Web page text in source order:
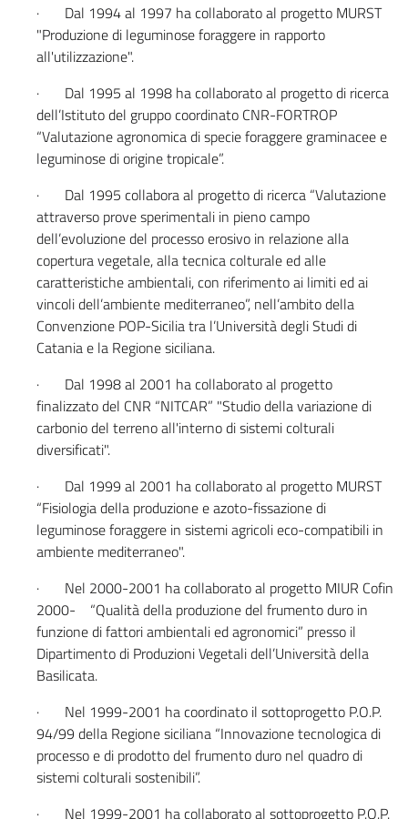
· Dal 1994 al 1997 ha collaborato al progetto MURST
"Produzione di leguminose foraggere in rapporto
all'utilizzazione".
· Dal 1995 al 1998 ha collaborato al progetto di ricerca
dell’Istituto del gruppo coordinato CNR-FORTROP
“Valutazione agronomica di specie foraggere graminacee e
leguminose di origine tropicale”.
· Dal 1995 collabora al progetto di ricerca “Valutazione
attraverso prove sperimentali in pieno campo
dell’evoluzione del processo erosivo in relazione alla
copertura vegetale, alla tecnica colturale ed alle
caratteristiche ambientali, con riferimento ai limiti ed ai
vincoli dell’ambiente mediterraneo”, nell’ambito della
Convenzione POP-Sicilia tra l’Università degli Studi di
Catania e la Regione siciliana.
· Dal 1998 al 2001 ha collaborato al progetto
finalizzato del CNR “NITCAR” "Studio della variazione di
carbonio del terreno all'interno di sistemi colturali
diversificati".
· Dal 1999 al 2001 ha collaborato al progetto MURST
“Fisiologia della produzione e azoto-fissazione di
leguminose foraggere in sistemi agricoli eco-compatibili in
ambiente mediterraneo".
· Nel 2000-2001 ha collaborato al progetto MIUR Cofin
2000- “Qualità della produzione del frumento duro in
funzione di fattori ambientali ed agronomici” presso il
Dipartimento di Produzioni Vegetali dell’Università della
Basilicata.
· Nel 1999-2001 ha coordinato il sottoprogetto P.O.P.
94/99 della Regione siciliana “Innovazione tecnologica di
processo e di prodotto del frumento duro nel quadro di
sistemi colturali sostenibili”.
· Nel 1999-2001 ha collaborato al sottoprogetto P.O.P.